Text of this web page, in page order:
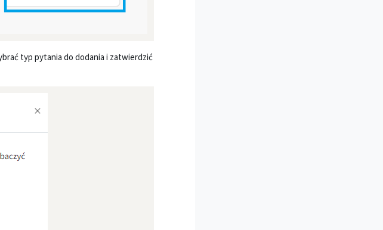
typ pytania do dodania i zatwierdzić